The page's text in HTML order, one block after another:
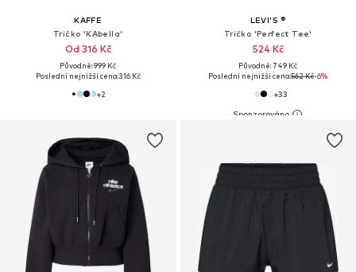
KAFFE
Tričko 'KAbella'
Od 316 Kč
Původně: 999 Kč
Poslední nejnižší cena:316 Kč
+2
LEVI'S ®
Tričko 'Perfect Tee'
524 Kč
Původně: 749 Kč
Poslední nejnižší cena:562 Kč-6%
+33